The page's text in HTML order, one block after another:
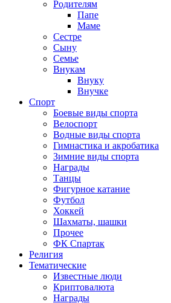
Родителям
Папе
Маме
Сестре
Сыну
Семье
Внукам
Внуку
Внучке
Спорт
Боевые виды спорта
Велоспорт
Водные виды спорта
Гимнастика и акробатика
Зимние виды спорта
Награды
Танцы
Фигурное катание
Футбол
Хоккей
Шахматы, шашки
Прочее
ФК Спартак
Религия
Тематические
Известные люди
Криптовалюта
Награды